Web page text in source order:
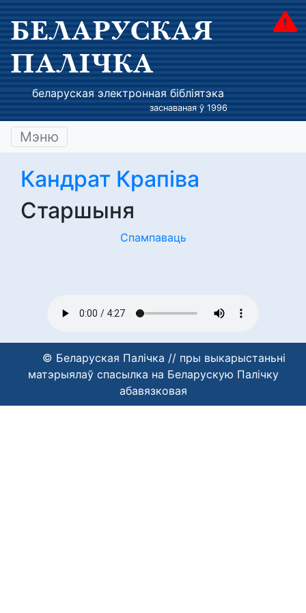
БЕЛАРУСКАЯ
ПАЛІЧКА
беларуская электронная бібліятэка
заснаваная ў 1996
Мэню
Кандрат Крапіва
Старшыня
Спампаваць
© Беларуская Палічка // пры выкарыстаньні
матэрыялаў спасылка на Беларускую Палічку
абавязковая